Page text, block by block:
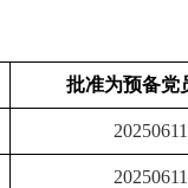
批准为预备党
20250611
20250611